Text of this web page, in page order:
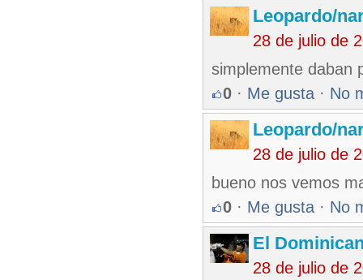
Leopardo/
28 de julio de
simplemente daban
0 · Me gusta · No
Leopardo/
28 de julio de
bueno nos vemos
0 · Me gusta · No
El
28 de julio de